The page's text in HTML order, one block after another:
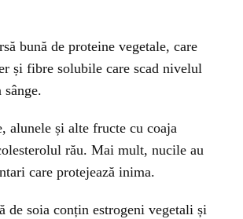
bună de proteine vegetale, care
și fibre solubile care scad nivelul
alunele și alte fructe cu coaja
rău. Mai mult, nucile au
care protejează inima.
de soia conțin estrogeni vegetali și